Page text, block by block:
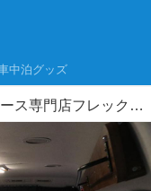
中泊グッズ
ハイエース専門店フレックスがキャンピングカーなど15台をジャパンキャンピングカーショー2024で一挙展示！